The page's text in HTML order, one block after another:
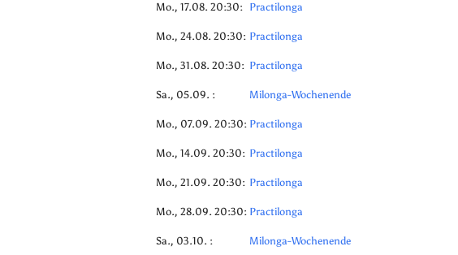
Mo., 17.08. 20:30: Practilonga
Mo., 24.08. 20:30: Practilonga
Mo., 31.08. 20:30: Practilonga
Sa., 05.09. : Milonga-Wochenende
Mo., 07.09. 20:30: Practilonga
Mo., 14.09. 20:30: Practilonga
Mo., 21.09. 20:30: Practilonga
Mo., 28.09. 20:30: Practilonga
Sa., 03.10. : Milonga-Wochenende